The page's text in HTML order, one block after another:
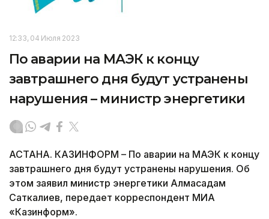
12:33, 04 Июля 2023
По аварии на МАЭК к концу
завтрашнего дня будут устранены
нарушения – министр энергетики
АСТАНА. КАЗИНФОРМ – По аварии на МАЭК к концу
завтрашнего дня будут устранены нарушения. Об
этом заявил министр энергетики Алмасадам
Саткалиев, передает корреспондент МИА
«Казинформ».